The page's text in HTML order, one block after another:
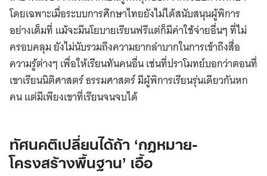
โดยเฉพาะเมื่อระบบการศึกษาไทยยังไม่ได้สนับสนุนผู้พิการ
อย่างเต็มที่ แม้จะมีนโยบายเรียนฟรีแต่ก็มีค่าใช้จ่ายอื่นๆ ที่ไม่
ครอบคลุม ยังไม่นับรวมถึงความยากลำบากในการเข้าถึงสื่อ
ความรู้ต่างๆ เพื่อให้เรียนทันคนอื่น เช่นที่ปราโมทย์บอกว่าตอนที่
เขาเรียนนิติศาสตร์ ธรรมศาสตร์ มีผู้พิการเรียนรุ่นเดียวกันหก
คน แต่มีเพียงเขาที่เรียนจนจบได้
ทัศนคติเปลี่ยนได้ถ้า‘กฎหมาย-
โครงสร้างพื้นฐาน’ เอื้อ